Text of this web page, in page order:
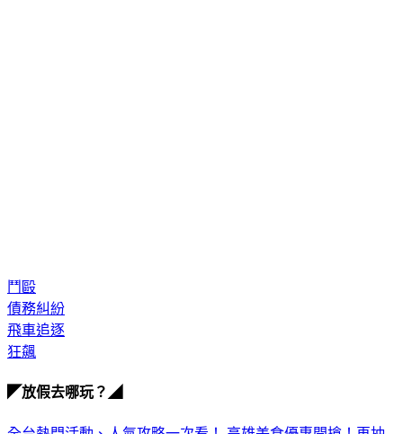
鬥毆
債務糾紛
飛車追逐
狂飆
◤放假去哪玩？◢